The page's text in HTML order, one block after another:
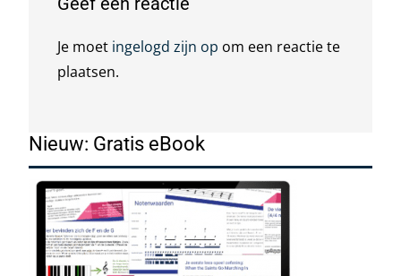
Je moet ingelogd zijn op om een reactie te
plaatsen.
Nieuw: Gratis eBook